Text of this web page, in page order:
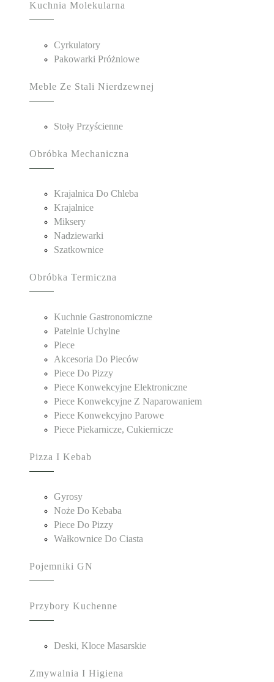
Kuchnia Molekularna
Cyrkulatory
Pakowarki Próżniowe
Meble Ze Stali Nierdzewnej
Stoły Przyścienne
Obróbka Mechaniczna
Krajalnica Do Chleba
Krajalnice
Miksery
Nadziewarki
Szatkownice
Obróbka Termiczna
Kuchnie Gastronomiczne
Patelnie Uchylne
Piece
Akcesoria Do Pieców
Piece Do Pizzy
Piece Konwekcyjne Elektroniczne
Piece Konwekcyjne Z Naparowaniem
Piece Konwekcyjno Parowe
Piece Piekarnicze, Cukiernicze
Pizza I Kebab
Gyrosy
Noże Do Kebaba
Piece Do Pizzy
Wałkownice Do Ciasta
Pojemniki GN
Przybory Kuchenne
Deski, Kloce Masarskie
Zmywalnia I Higiena